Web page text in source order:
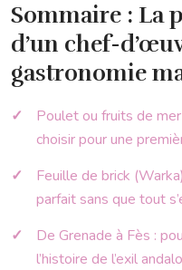
Sommaire : La
d’un chef-
gastronomie
Poulet ou fruits de
choisir pour une
Feuille de brick
parfait sans que tout
De Grenade à Fès :
l’histoire de l’exil